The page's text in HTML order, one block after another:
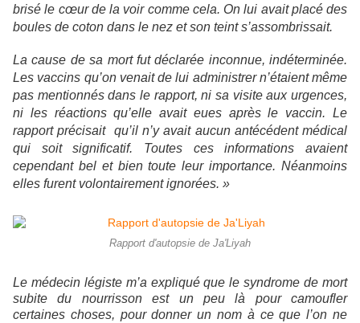
brisé le cœur de la voir comme cela. On lui avait placé des
boules de coton dans le nez et son teint s’assombrissait.
La cause de sa mort fut déclarée inconnue, indéterminée.
Les vaccins qu’on venait de lui administrer n’étaient même
pas mentionnés dans le rapport, ni sa visite aux urgences,
ni les réactions qu’elle avait eues après le vaccin. Le
rapport précisait qu’il n’y avait aucun antécédent médical
qui soit significatif. Toutes ces informations avaient
cependant bel et bien toute leur importance. Néanmoins
elles furent volontairement ignorées. »
Rapport d'autopsie de Ja'Liyah
Le médecin légiste m’a expliqué que le syndrome de mort
subite du nourrisson est un peu là pour camoufler
certaines choses, pour donner un nom à ce que l’on ne